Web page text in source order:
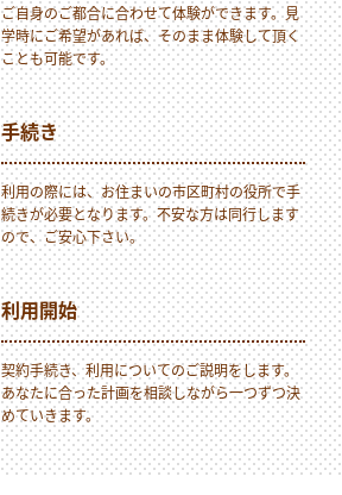
ご自身のご都合に合わせて体験ができます。見
学時にご希望があれば、そのまま体験して頂く
ことも可能です。
手続き
利用の際には、お住まいの市区町村の役所で手
続きが必要となります。不安な方は同行します
ので、ご安心下さい。
利用開始
契約手続き、利用についてのご説明をします。
あなたに合った計画を相談しながら一つずつ決
めていきます。